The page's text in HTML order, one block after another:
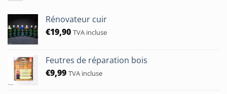
Rénovateur cuir
€19,90 TVA incluse
Feutres de réparation bois
€9,99 TVA incluse